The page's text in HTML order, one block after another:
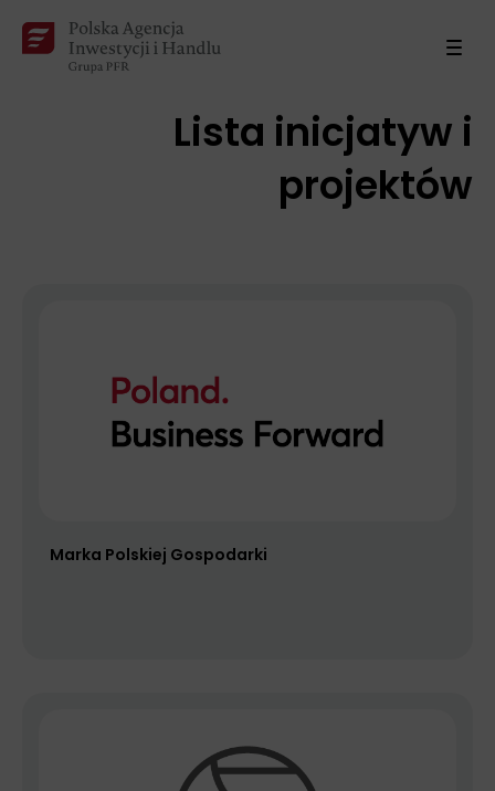
Lista inicjatyw i
projektów
Marka Polskiej Gospodarki